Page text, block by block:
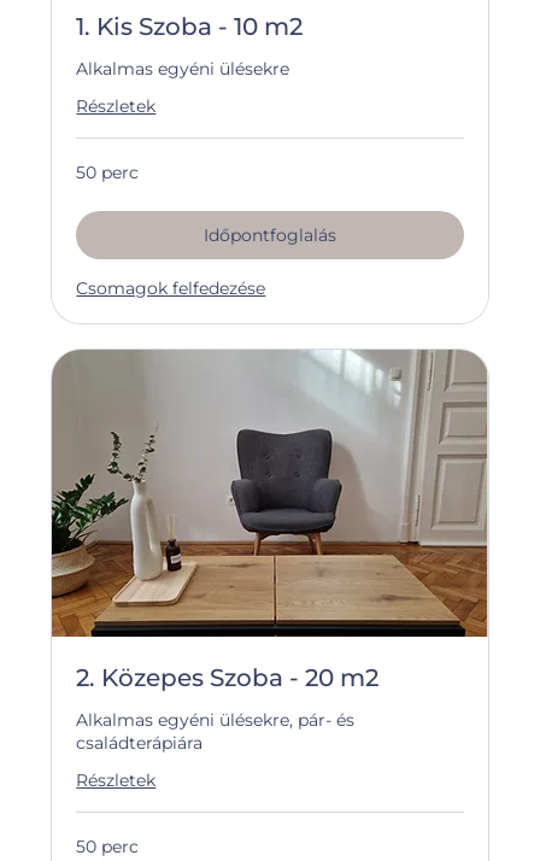
1. Kis Szoba - 10 m2
Alkalmas egyéni ülésekre
Részletek
50 perc
Időpontfoglalás
Csomagok felfedezése
2. Közepes Szoba - 20 m2
Alkalmas egyéni ülésekre, pár- és
családterápiára
Részletek
50 perc